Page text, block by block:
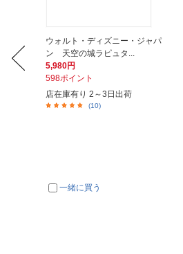
ウォルト・ディズニー・ジャパ
ン 天空の城ラピュタ...
5,980円
598ポイント
店在庫有り 2～3日出荷
(10)
一緒に買う